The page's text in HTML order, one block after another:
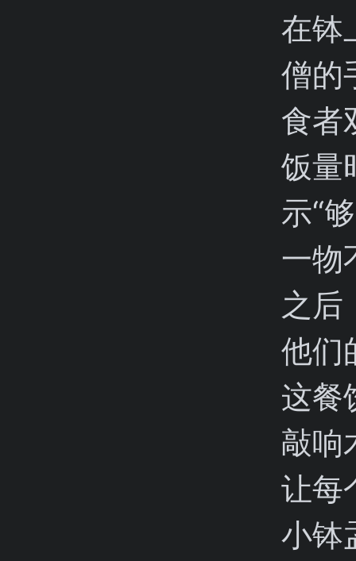
在钵
僧的
食者
饭量
示“
一物
之后
他们
这餐
敲响
让每
小钵